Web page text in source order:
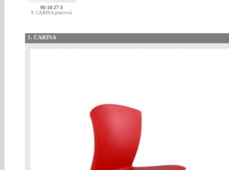
90-10-27-3
8. CARINA pracovní
1. CARINA